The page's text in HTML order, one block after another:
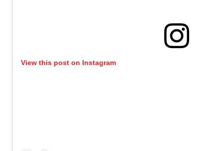
View this post on Instagram